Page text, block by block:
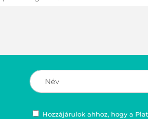
Hozzájárulok ahhoz, hogy a